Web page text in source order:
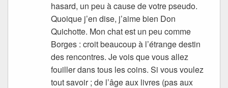
hasard, un peu à cause de votre pseudo.
Quoique j’en dise, j’aime bien Don
Quichotte. Mon chat est un peu comme
Borges : croit beaucoup à l’étrange destin
des rencontres. Je vois que vous allez
fouiller dans tous les coins. Si vous voulez
tout savoir ; de l’âge aux livres (pas aux